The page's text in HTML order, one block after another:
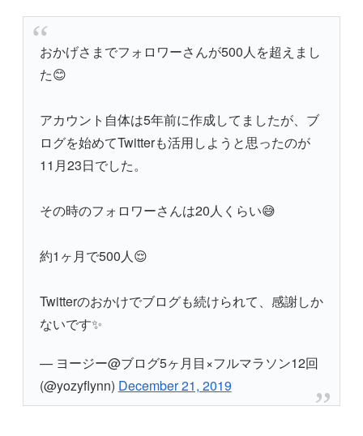
おかげさまでフォロワーさんが500人を超えまし
た😊
アカウント自体は5年前に作成してましたが、ブ
ログを始めてTwitterも活用しようと思ったのが
11月23日でした。
その時のフォロワーさんは20人くらい😅
約1ヶ月で500人😌
Twitterのおかけでブログも続けられて、感謝しか
ないです✨
— ヨージー@ブログ5ヶ月目×フルマラソン12回
(@yozyflynn) December 21, 2019